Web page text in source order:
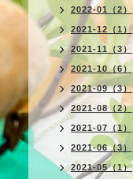
2022-01（2）
2021-12（1）
2021-11（3）
2021-10（6）
2021-09（3）
2021-08（2）
2021-07（1）
2021-06（3）
2021-05（1）